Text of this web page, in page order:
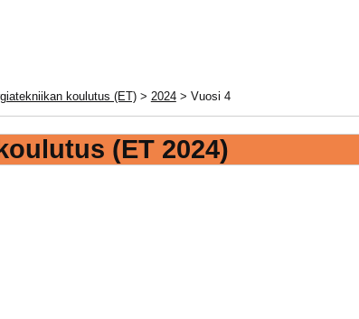
koulutus (ET)> 2024> Vuosi 4
(ET 2024)